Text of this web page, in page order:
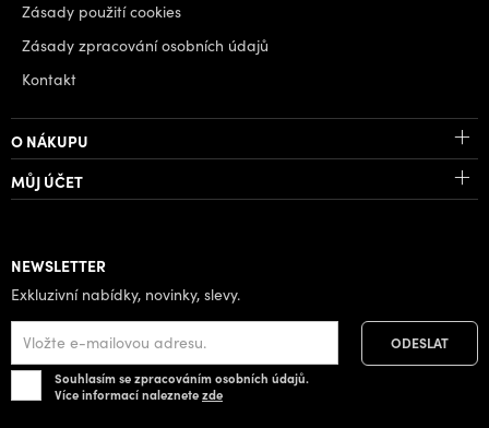
Zásady použití cookies
Zásady zpracování osobních údajů
Kontakt
O NÁKUPU
MŮJ ÚČET
NEWSLETTER
Exkluzivní nabídky, novinky, slevy.
Souhlasím se zpracováním osobních údajů.
Více informací naleznetezde